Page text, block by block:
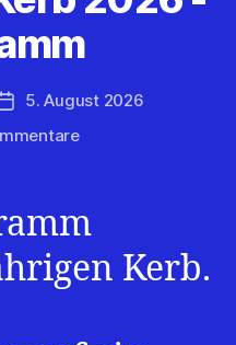
Veröffentlichungsdatum
5. August 2026
zu
-
ProgrammKerb.